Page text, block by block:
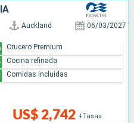
Auckland 06/03/2027
US$ 2,742 +Tasas
Crucero Premium
Cocina refinada
Comidas incluidas